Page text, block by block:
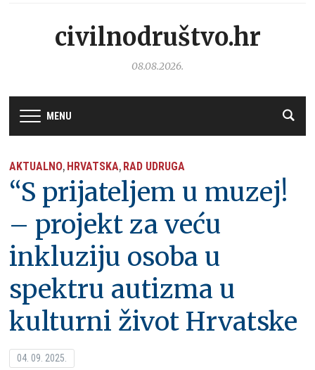
civilnodruštvo.hr
08.08.2026.
MENU
AKTUALNO, HRVATSKA, RAD UDRUGA
“S prijateljem u muzej!
– projekt za veću
inkluziju osoba u
spektru autizma u
kulturni život Hrvatske
04. 09. 2025.